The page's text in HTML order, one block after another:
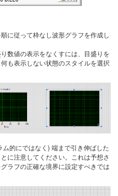
に従って枠なし波形グラフを作成し
数値の表示をなくすには、目盛りを
も表示しない状態のスタイルを選択
的にではなく) 端まで引き伸ばした
に注意してください。これは予想さ
ラフの正確な境界に設定すべきでは